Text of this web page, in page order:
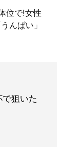
位で!女性
んぱい」
狙いた